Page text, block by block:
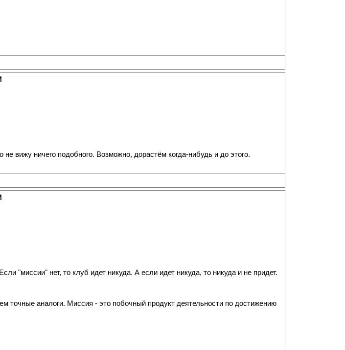
вижу ничего подобного. Возможно, дорастём когда-нибудь и до этого.
"миссии" нет, то клуб идет никуда. А если идет никуда, то никуда и не придет.
точные аналоги. Миссия - это побочный продукт деятельности по достижению